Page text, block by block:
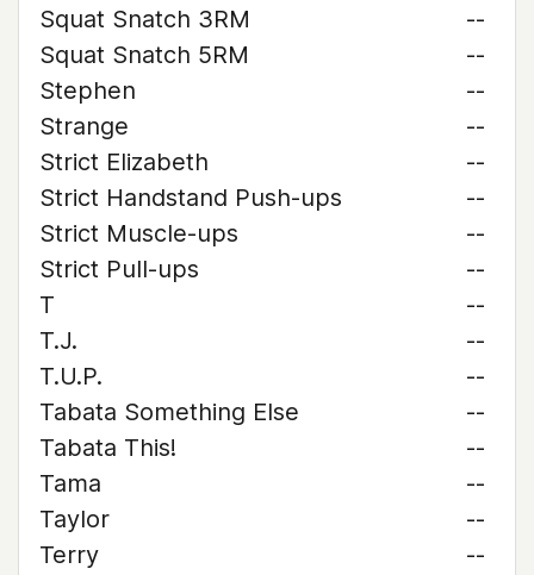
Squat Snatch 3RM
--
Squat Snatch 5RM
--
Stephen
--
Strange
--
Strict Elizabeth
--
Strict Handstand Push-ups
--
Strict Muscle-ups
--
Strict Pull-ups
--
T
--
T.J.
--
T.U.P.
--
Tabata Something Else
--
Tabata This!
--
Tama
--
Taylor
--
Terry
--